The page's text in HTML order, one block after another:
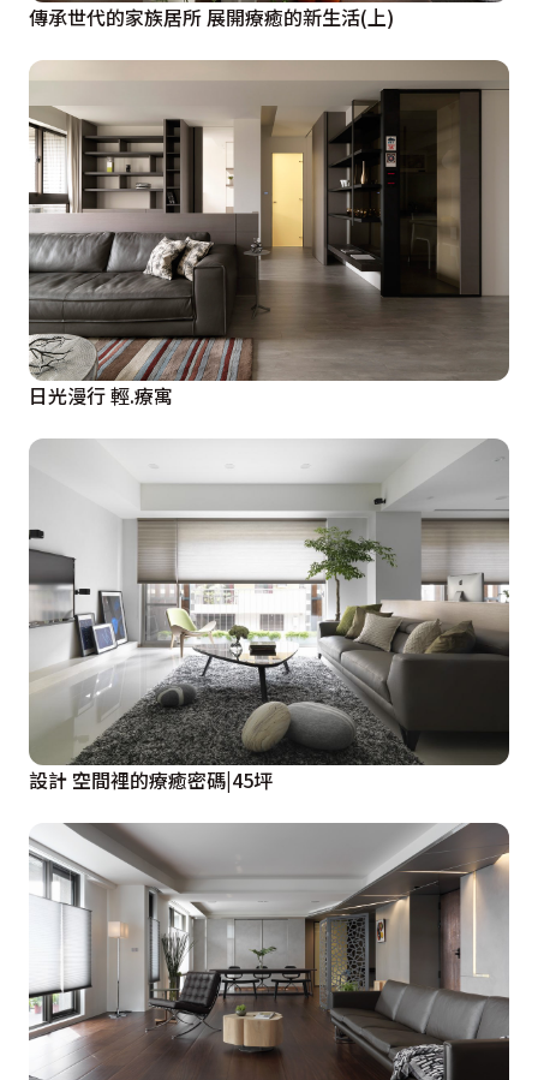
傳承世代的家族居所 展開療癒的新生活(上)
日光漫行 輕.療寓
設計 空間裡的療癒密碼|45坪